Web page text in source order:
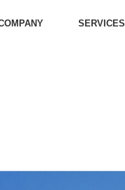
SERVICES